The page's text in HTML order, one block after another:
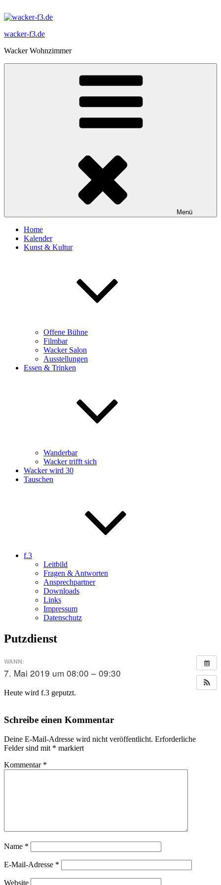
Inhalt
wacker-f3.de
Wacker Wohnzimmer
Menü
Home
Kalender
Kunst & Kultur
Offene Bühne
Filmbar
Wacker Salon
Ausstellungen
Essen & Trinken
Wanderbar
Wacker trifft sich
Wacker wird 30
Tauschen
f.3
Leitbild
Fragen & Antworten
Ansprechpartner
Downloads
Links
Impressum
Datenschutz
Putzdienst
WANN:
7. Mai 2019 um 08:00 – 09:30
Heute wird f.3 geputzt.
Schreibe einen Kommentar
Deine E-Mail-Adresse wird nicht veröffentlicht. Erforderliche
Felder sind mit * markiert
Kommentar *
Name *
E-Mail-Adresse *
Website